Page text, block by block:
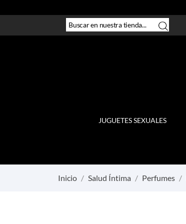
JUGUETES SEXUALES
Inicio Salud Íntima Perfumes